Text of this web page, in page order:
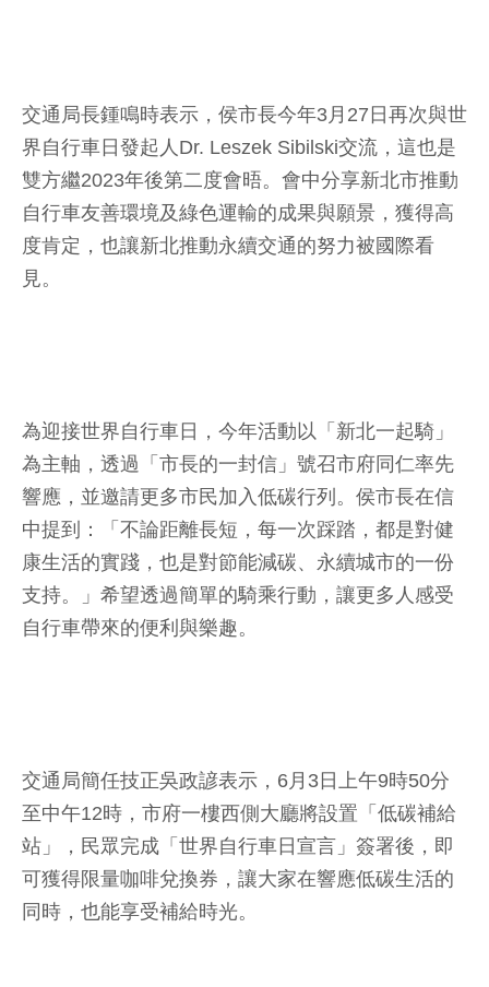
交通局長鍾鳴時表示，侯市長今年3月27日再次與世
界自行車日發起人Dr. Leszek Sibilski交流，這也是
雙方繼2023年後第二度會晤。會中分享新北市推動
自行車友善環境及綠色運輸的成果與願景，獲得高
度肯定，也讓新北推動永續交通的努力被國際看
見。
為迎接世界自行車日，今年活動以「新北一起騎」
為主軸，透過「市長的一封信」號召市府同仁率先
響應，並邀請更多市民加入低碳行列。侯市長在信
中提到：「不論距離長短，每一次踩踏，都是對健
康生活的實踐，也是對節能減碳、永續城市的一份
支持。」希望透過簡單的騎乘行動，讓更多人感受
自行車帶來的便利與樂趣。
交通局簡任技正吳政諺表示，6月3日上午9時50分
至中午12時，市府一樓西側大廳將設置「低碳補給
站」，民眾完成「世界自行車日宣言」簽署後，即
可獲得限量咖啡兌換券，讓大家在響應低碳生活的
同時，也能享受補給時光。